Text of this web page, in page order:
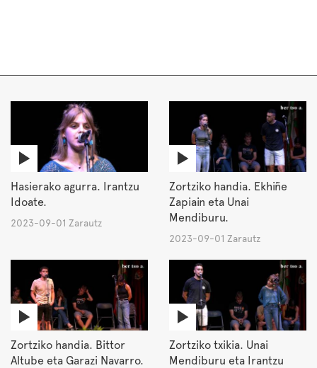
Hasierako agurra. Irantzu
Idoate.
2023-09-01 Zarautz
Zortziko handia. Ekhiñe
Zapiain eta Unai
Mendiburu.
2023-09-01 Zarautz
Zortziko handia. Bittor
Altube eta Garazi Navarro.
Zortziko txikia. Unai
Mendiburu eta Irantzu